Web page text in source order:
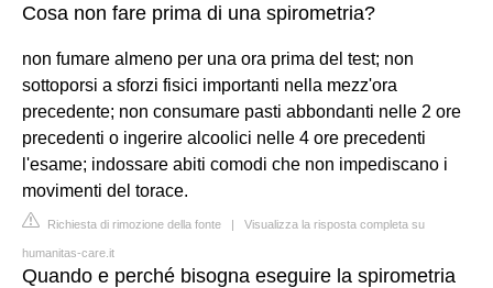
Cosa non fare prima di una spirometria?
non fumare almeno per una ora prima del test; non
sottoporsi a sforzi fisici importanti nella mezz'ora
precedente; non consumare pasti abbondanti nelle 2 ore
precedenti o ingerire alcoolici nelle 4 ore precedenti
l'esame; indossare abiti comodi che non impediscano i
movimenti del torace.
Richiesta di rimozione della fonte | Visualizza la risposta completa su
humanitas-care.it
Quando e perché bisogna eseguire la spirometria